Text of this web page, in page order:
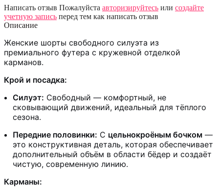
Написать отзыв Пожалуйста авторизируйтесь или создайте
учетную запись перед тем как написать отзыв
Описание
Женские шорты свободного силуэта из
премиального футера с кружевной отделкой
карманов.
Крой и посадка:
Силуэт: Свободный — комфортный, не
сковывающий движений, идеальный для тёплого
сезона.
Передние половинки: С цельнокроёным бочком —
это конструктивная деталь, которая обеспечивает
дополнительный объём в области бёдер и создаёт
чистую, современную линию.
Карманы: